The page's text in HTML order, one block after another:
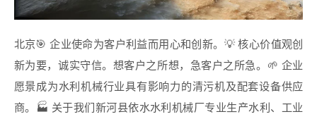
北京🎯 企业使命为客户利益而用心和创新。💡 核心价值观创
新为要，诚实守信。想客户之所想，急客户之所急。🌱 企业
愿景成为水利机械行业具有影响力的清污机及配套设备供应
商。🏭 关于我们新河县依水水利机械厂专业生产水利、工业